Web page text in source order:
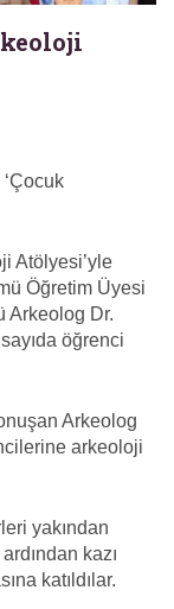
Atölyesi’yle
Öğretim Üyesi
Arkeolog Dr.
öğrenci
Arkeolog
arkeoloji
yakından
kazı
katıldılar.